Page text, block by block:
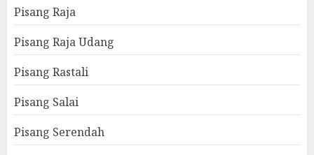
Pisang Raja
Pisang Raja Udang
Pisang Rastali
Pisang Salai
Pisang Serendah